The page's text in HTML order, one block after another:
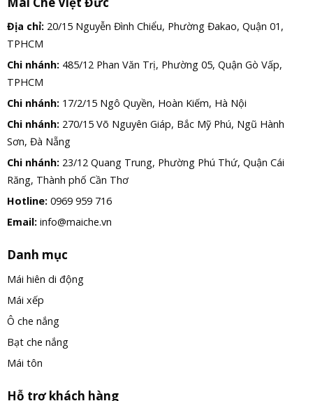
Địa chỉ:20/15 Nguyễn Đình Chiểu, Phường Đakao, Quận 01,
TPHCM
Chi nhánh:485/12 Phan Văn Trị, Phường 05, Quận Gò Vấp,
TPHCM
Chi nhánh:17/2/15 Ngô Quyền, Hoàn Kiếm, Hà Nội
Chi nhánh:270/15 Võ Nguyên Giáp, Bắc Mỹ Phú, Ngũ Hành
Sơn, Đà Nẵng
Chi nhánh:23/12 Quang Trung, Phường Phú Thứ, Quận Cái
Răng, Thành phố Cần Thơ
Hotline:0969 959 716
Email:info@maiche.vn
Danh mục
Mái hiên di động
Mái xếp
Ô che nắng
Bạt che nắng
Mái tôn
Hỗ trợ khách hàng